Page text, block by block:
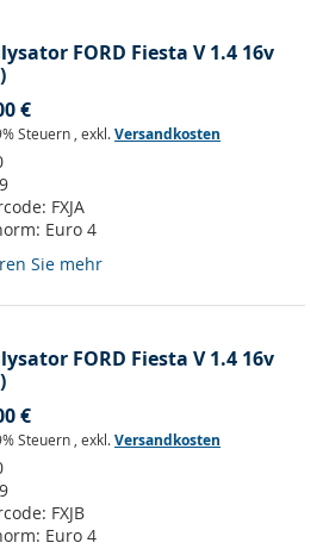
FORD Fiesta V 1.4 16v
€
Steuern , exkl.Versandkosten
FXJA
Euro 4
Sie mehr
FORD Fiesta V 1.4 16v
€
Steuern , exkl.Versandkosten
FXJB
Euro 4